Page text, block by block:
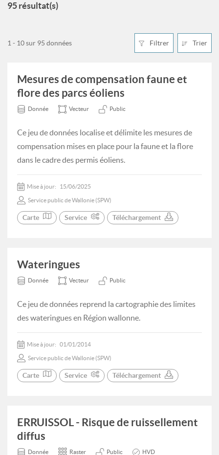
95 résultat(s)
Filtrer Trier
1 - 10 sur 95 données
Mesures de compensation faune et
flore des parcs éoliens
Donnée Vecteur Public
Ce jeu de données localise et délimite les mesures de
compensation mises en place pour la faune et la flore
dans le cadre des permis éoliens.
Mise à jour: 15/06/2025
Service public de Wallonie (SPW)
Carte Service Téléchargement
Wateringues
Donnée Vecteur Public
Ce jeu de données reprend la cartographie des limites
des wateringues en Région wallonne.
Mise à jour: 01/01/2014
Service public de Wallonie (SPW)
Carte Service Téléchargement
ERRUISSOL - Risque de ruissellement
diffus
Donnée Raster Public HVD